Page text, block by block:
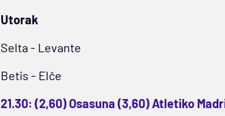
Utorak
Selta - Levante
Betis - Elče
21.30: (2,60) Osasuna (3,60) Atletiko